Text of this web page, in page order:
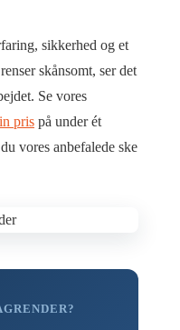
sikkerhed og et
skånsomt, ser det
Se vores
pris på under ét
vores anbefalede ske